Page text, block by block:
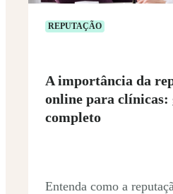
REPUTAÇÃO
A importância da
online para clínicas:
completo
Entenda como a